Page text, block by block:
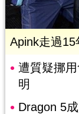
Apink走過
遭質疑挪
明
Dragon 5